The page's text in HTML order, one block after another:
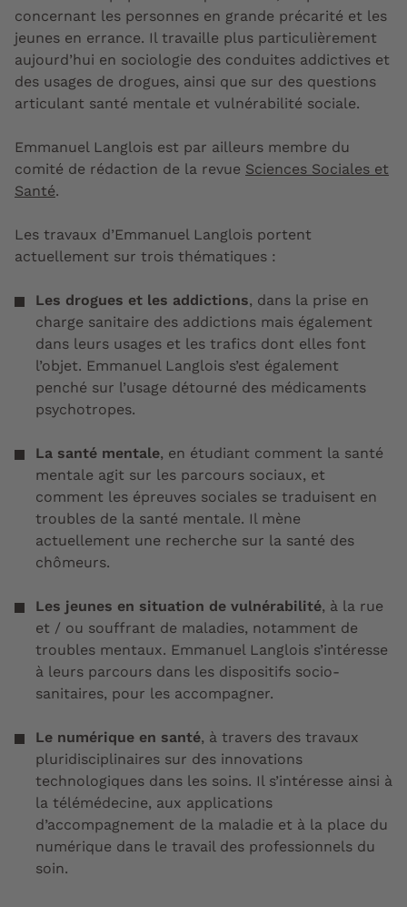
concernant les personnes en grande précarité et les
jeunes en errance. Il travaille plus particulièrement
aujourd’hui en sociologie des conduites addictives et
des usages de drogues, ainsi que sur des questions
articulant santé mentale et vulnérabilité sociale.
Emmanuel Langlois est par ailleurs membre du
comité de rédaction de la revue Sciences Sociales et
Santé.
Les travaux d’Emmanuel Langlois portent
actuellement sur trois thématiques :
Les drogues et les addictions, dans la prise en
charge sanitaire des addictions mais également
dans leurs usages et les trafics dont elles font
l’objet. Emmanuel Langlois s’est également
penché sur l’usage détourné des médicaments
psychotropes.
La santé mentale, en étudiant comment la santé
mentale agit sur les parcours sociaux, et
comment les épreuves sociales se traduisent en
troubles de la santé mentale. Il mène
actuellement une recherche sur la santé des
chômeurs.
Les jeunes en situation de vulnérabilité, à la rue
et / ou souffrant de maladies, notamment de
troubles mentaux. Emmanuel Langlois s’intéresse
à leurs parcours dans les dispositifs socio-
sanitaires, pour les accompagner.
Le numérique en santé, à travers des travaux
pluridisciplinaires sur des innovations
technologiques dans les soins. Il s’intéresse ainsi à
la télémédecine, aux applications
d’accompagnement de la maladie et à la place du
numérique dans le travail des professionnels du
soin.